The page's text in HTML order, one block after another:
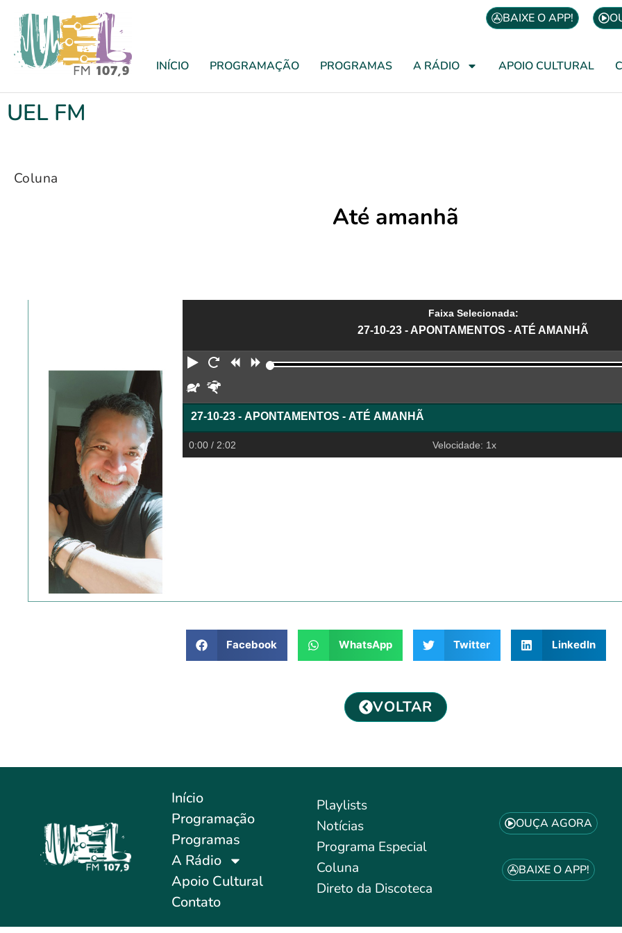
BAIXE O APP!
INÍCIO PROGRAMAÇÃO PROGRAMAS A RÁDIO APOIO CULTURAL
UEL FM
Coluna
Até amanhã
Faixa Selecionada:
27-10-23 - APONTAMENTOS - ATÉ AMANHÃ
Reproduzir
Reiniciar
Retroceder
Avançar
Devagar
27-10-23 - APONTAMENTOS - ATÉ AMANHÃ
0:00 / 2:02 Velocidade: 1x
Facebook WhatsApp Twitter LinkedIn
VOLTAR
Início
Programação
Programas
A Rádio
Apoio Cultural
Contato
Playlists
Notícias
Programa Especial
Coluna
Direto da Discoteca
OUÇA AGORA
BAIXE O APP!